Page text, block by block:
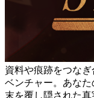
資料や痕跡をつな
ベンチャー。あな
末を覆し隠された真